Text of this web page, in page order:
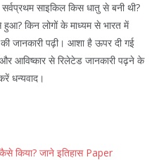
साइकिल किस धातु से बनी थी?
किन लोगों के माध्यम से भारत में
जानकारी पढ़ी। आशा है ऊपर दी गई
आविष्कार से रिलेटेड जानकारी पढ़ने के
धन्यवाद।
किया? जाने इतिहास Paper